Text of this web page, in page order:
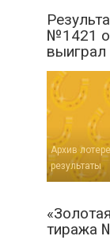
№1421
Архив
результаты
тиража